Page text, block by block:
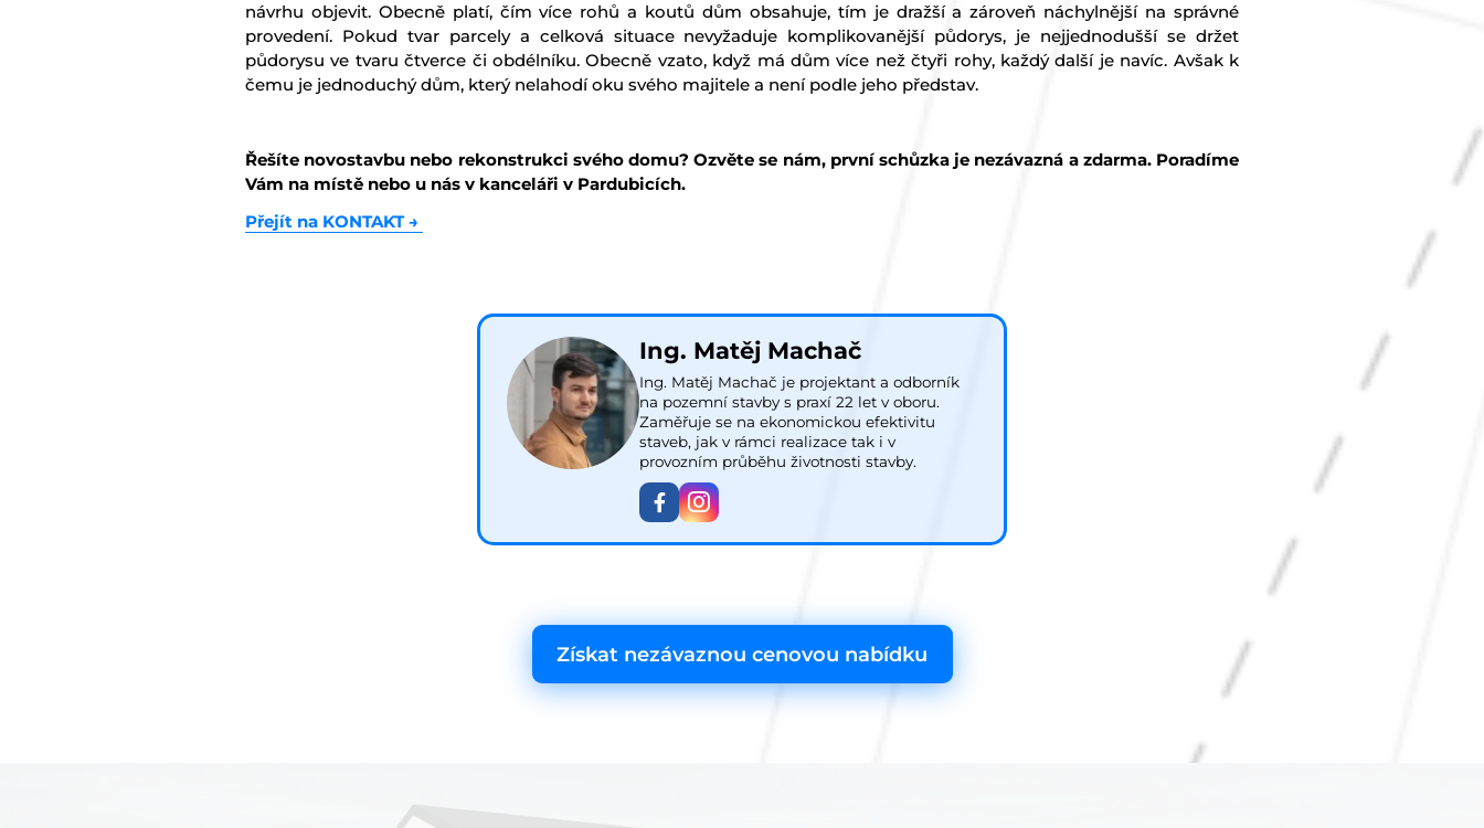
návrhu objevit. Obecně platí, čím více rohů a koutů dům obsahuje, tím je dražší a zároveň náchylnější na správné
provedení. Pokud tvar parcely a celková situace nevyžaduje komplikovanější půdorys, je nejjednodušší se držet
půdorysu ve tvaru čtverce či obdélníku. Obecně vzato, když má dům více než čtyři rohy, každý další je navíc. Avšak k
čemu je jednoduchý dům, který nelahodí oku svého majitele a není podle jeho představ.
Řešíte novostavbu nebo rekonstrukci svého domu? Ozvěte se nám, první schůzka je nezávazná a zdarma. Poradíme
Vám na místě nebo u nás v kanceláři v Pardubicích.
Přejít na KONTAKT →
Ing. Matěj Machač
Ing. Matěj Machač je projektant a odborník
na pozemní stavby s praxí 22 let v oboru.
Zaměřuje se na ekonomickou efektivitu
staveb, jak v rámci realizace tak i v
provozním průběhu životnosti stavby.
Získat nezávaznou cenovou nabídku